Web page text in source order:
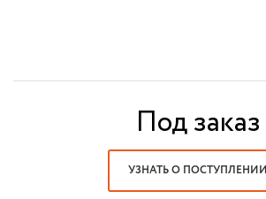
Под заказ
УЗНАТЬ О ПОСТУПЛЕНИИ